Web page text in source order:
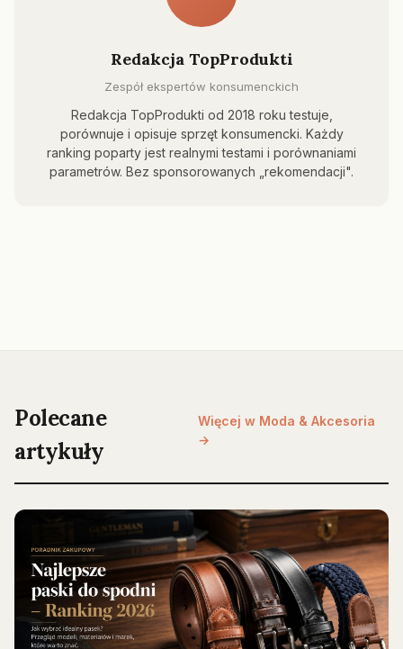
Redakcja TopProdukti
Zespół ekspertów konsumenckich
Redakcja TopProdukti od 2018 roku testuje,
porównuje i opisuje sprzęt konsumencki. Każdy
ranking poparty jest realnymi testami i porównaniami
parametrów. Bez sponsorowanych „rekomendacji".
Polecane
artykuły
Więcej w Moda & Akcesoria
→